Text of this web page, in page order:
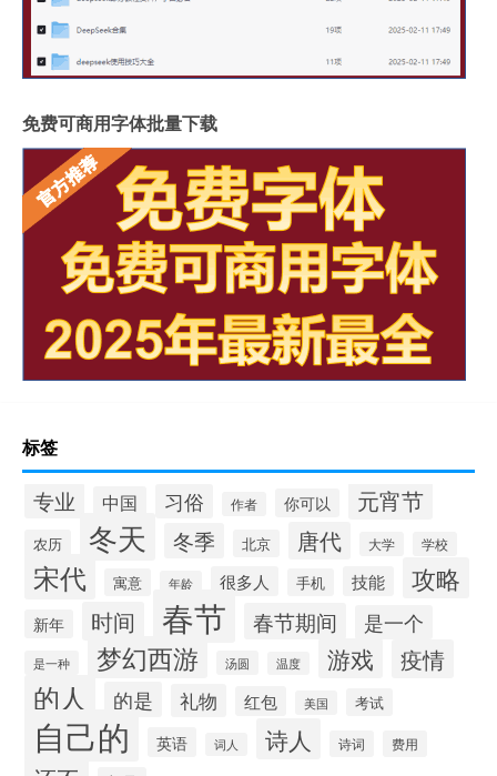
免费可商用字体批量下载
标签
专业 中国 习俗 作者 你可以 元宵节
农历 冬天 冬季 北京 唐代 大学 学校
宋代 寓意 年龄 很多人 手机 技能 攻略
新年 时间 春节 春节期间 是一个
是一种 梦幻西游 汤圆 温度 游戏 疫情
的人 的是 礼物 红包 美国 考试
自己的 英语 词人 诗人 诗词 费用